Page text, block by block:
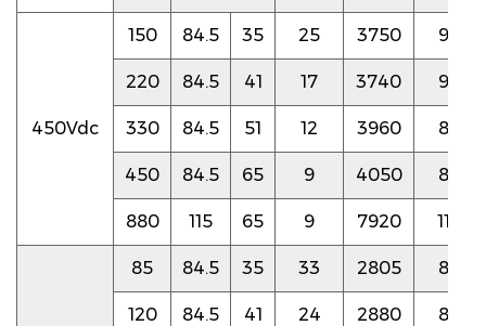
450Vdc
150 84.5 35 25 3750 90
220 84.5 41 17 3740 90
330 84.5 51 12 3960 85
450 84.5 65 9 4050 85
880 115 65 9 7920 115
85 84.5 35 33 2805 85
120 84.5 41 24 2880 85